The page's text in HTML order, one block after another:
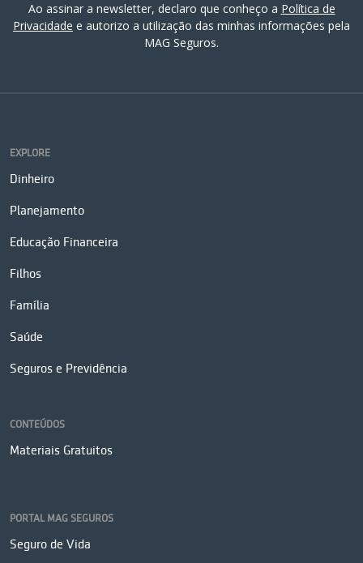
Ao assinar a newsletter, declaro que conheço a Política de
Privacidade e autorizo a utilização das minhas informações pela
MAG Seguros.
EXPLORE
Dinheiro
Planejamento
Educação Financeira
Filhos
Família
Saúde
Seguros e Previdência
CONTEÚDOS
Materiais Gratuitos
PORTAL MAG SEGUROS
Seguro de Vida